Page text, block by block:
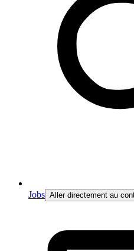
Jobs Aller directement au